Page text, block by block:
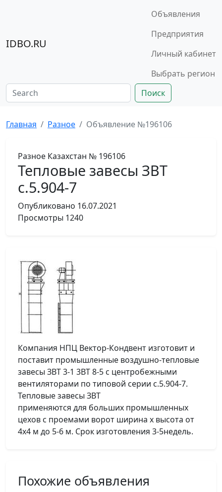
IDBO.RU
Объявления
Предприятия
Личный кабинет
Выбрать регион
Поиск
Главная Разное Объявление №196106
Разное Казахстан № 196106
Тепловые завесы ЗВТ
с.5.904-7
Опубликовано 16.07.2021
Просмотры 1240
Компания НПЦ Вектор-Кондвент изготовит и
поставит промышленные воздушно-тепловые
завесы ЗВТ 3-1 3ВТ 8-5 с центробежными
вентиляторами по типовой серии с.5.904-7.
Тепловые завесы ЗВТ
применяются для больших промышленных
цехов с проемами ворот ширина х высота от
4х4 м до 5-6 м. Срок изготовления 3-5недель.
Похожие объявления